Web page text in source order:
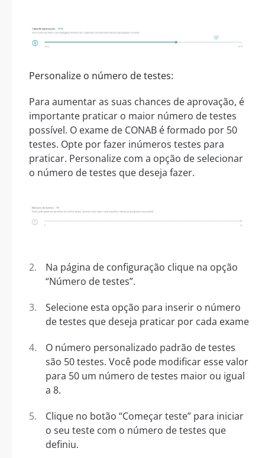
Personalize o número de testes:
Para aumentar as suas chances de aprovação, é
importante praticar o maior número de testes
possível. O exame de CONAB é formado por 50
testes. Opte por fazer inúmeros testes para
praticar. Personalize com a opção de selecionar
o número de testes que deseja fazer.
Na página de configuração clique na opção
“Número de testes”.
Selecione esta opção para inserir o número
de testes que deseja praticar por cada exame
O número personalizado padrão de testes
são 50 testes. Você pode modificar esse valor
para 50 um número de testes maior ou igual
a 8.
Clique no botão “Começar teste” para iniciar
o seu teste com o número de testes que
definiu.